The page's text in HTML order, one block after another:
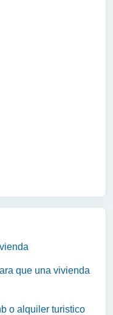
que una vivienda
o alquiler turistico